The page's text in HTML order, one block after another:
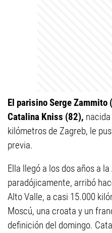
El parisino Serge Zammito
Catalina Kniss (82),
kilómetros de Zagreb, le
previa.
Ella llegó a los dos años a
paradójicamente, arribó
Alto Valle, a casi 15.000
Moscú, una croata y un
definición del domingo.